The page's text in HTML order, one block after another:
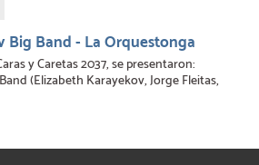
Big Band - La Orquestonga
y Caretas 2037, se presentaron:
(Elizabeth Karayekov, Jorge Fleitas,